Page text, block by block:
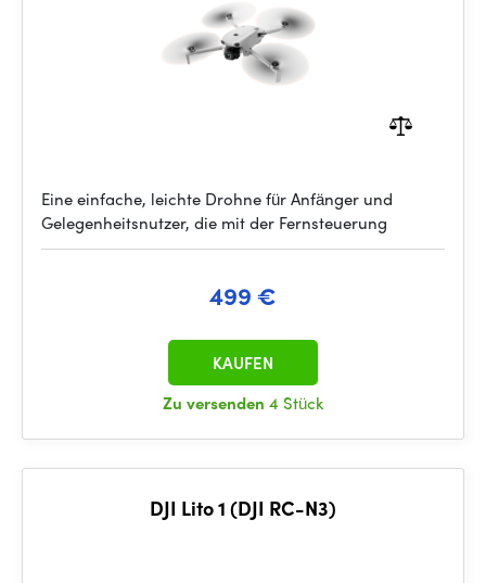
Eine einfache, leichte Drohne für Anfänger und
Gelegenheitsnutzer, die mit der Fernsteuerung
499 €
Zu versenden 4 Stück
KAUFEN
DJI Lito 1 (DJI RC-N3)